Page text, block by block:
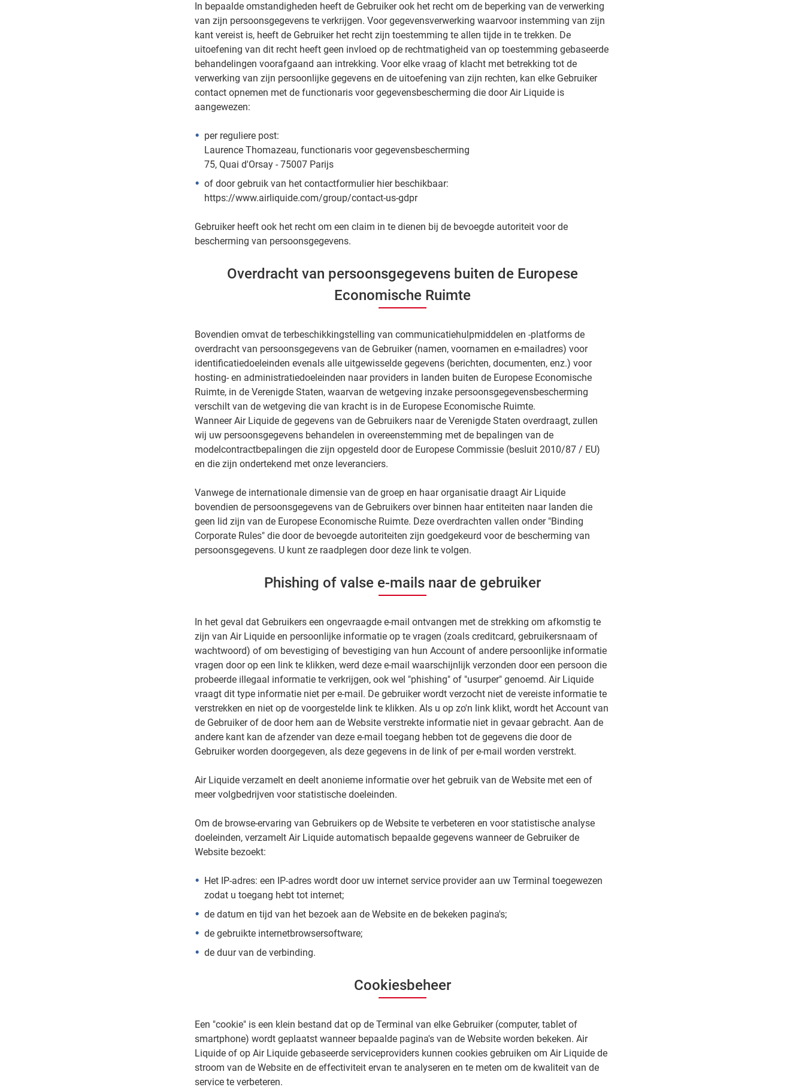
In bepaalde omstandigheden heeft de Gebruiker ook het recht om de beperking van de verwerking
van zijn persoonsgegevens te verkrijgen. Voor gegevensverwerking waarvoor instemming van zijn
kant vereist is, heeft de Gebruiker het recht zijn toestemming te allen tijde in te trekken. De
uitoefening van dit recht heeft geen invloed op de rechtmatigheid van op toestemming gebaseerde
behandelingen voorafgaand aan intrekking. Voor elke vraag of klacht met betrekking tot de
verwerking van zijn persoonlijke gegevens en de uitoefening van zijn rechten, kan elke Gebruiker
contact opnemen met de functionaris voor gegevensbescherming die door Air Liquide is
aangewezen:
per reguliere post:
Laurence Thomazeau, functionaris voor gegevensbescherming
75, Quai d'Orsay - 75007 Parijs
of door gebruik van het contactformulier hier beschikbaar:
https://www.airliquide.com/group/contact-us-gdpr
Gebruiker heeft ook het recht om een ​​claim in te dienen bij de bevoegde autoriteit voor de
bescherming van persoonsgegevens.
Overdracht van persoonsgegevens buiten de Europese
Economische Ruimte
Bovendien omvat de terbeschikkingstelling van communicatiehulpmiddelen en -platforms de
overdracht van persoonsgegevens van de Gebruiker (namen, voornamen en e-mailadres) voor
identificatiedoeleinden evenals alle uitgewisselde gegevens (berichten, documenten, enz.) voor
hosting- en administratiedoeleinden naar providers in landen buiten de Europese Economische
Ruimte, in de Verenigde Staten, waarvan de wetgeving inzake persoonsgegevensbescherming
verschilt van de wetgeving die van kracht is in de Europese Economische Ruimte.
Wanneer Air Liquide de gegevens van de Gebruikers naar de Verenigde Staten overdraagt, zullen
wij uw persoonsgegevens behandelen in overeenstemming met de bepalingen van de
modelcontractbepalingen die zijn opgesteld door de Europese Commissie (besluit 2010/87 / EU)
en die zijn ondertekend met onze leveranciers.
Vanwege de internationale dimensie van de groep en haar organisatie draagt ​​Air Liquide
bovendien de persoonsgegevens van de Gebruikers over binnen haar entiteiten naar landen die
geen lid zijn van de Europese Economische Ruimte. Deze overdrachten vallen onder "Binding
Corporate Rules" die door de bevoegde autoriteiten zijn goedgekeurd voor de bescherming van
persoonsgegevens. U kunt ze raadplegen door deze link te volgen.
Phishing of valse e-mails naar de gebruiker
In het geval dat Gebruikers een ongevraagde e-mail ontvangen met de strekking om afkomstig te
zijn van Air Liquide en persoonlijke informatie op te vragen (zoals creditcard, gebruikersnaam of
wachtwoord) of om bevestiging of bevestiging van hun Account of andere persoonlijke informatie
vragen door op een link te klikken, werd deze e-mail waarschijnlijk verzonden door een persoon die
probeerde illegaal informatie te verkrijgen, ook wel "phishing" of "usurper" genoemd. Air Liquide
vraagt ​​dit type informatie niet per e-mail. De gebruiker wordt verzocht niet de vereiste informatie te
verstrekken en niet op de voorgestelde link te klikken. Als u op zo'n link klikt, wordt het Account van
de Gebruiker of de door hem aan de Website verstrekte informatie niet in gevaar gebracht. Aan de
andere kant kan de afzender van deze e-mail toegang hebben tot de gegevens die door de
Gebruiker worden doorgegeven, als deze gegevens in de link of per e-mail worden verstrekt.
Air Liquide verzamelt en deelt anonieme informatie over het gebruik van de Website met een of
meer volgbedrijven voor statistische doeleinden.
Om de browse-ervaring van Gebruikers op de Website te verbeteren en voor statistische analyse
doeleinden, verzamelt Air Liquide automatisch bepaalde gegevens wanneer de Gebruiker de
Website bezoekt:
Het IP-adres: een IP-adres wordt door uw internet service provider aan uw Terminal toegewezen
zodat u toegang hebt tot internet;
de datum en tijd van het bezoek aan de Website en de bekeken pagina's;
de gebruikte internetbrowsersoftware;
de duur van de verbinding.
Cookiesbeheer
Een "cookie" is een klein bestand dat op de Terminal van elke Gebruiker (computer, tablet of
smartphone) wordt geplaatst wanneer bepaalde pagina's van de Website worden bekeken. Air
Liquide of op Air Liquide gebaseerde serviceproviders kunnen cookies gebruiken om Air Liquide de
stroom van de Website en de effectiviteit ervan te analyseren en te meten om de kwaliteit van de
service te verbeteren.